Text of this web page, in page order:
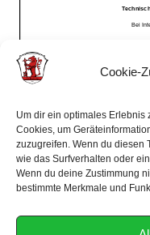
Cookie-
Um dir ein optimales Erlebnis
Cookies, um
zuzugreifen. Wenn du diesen
wie das Surfverhalten oder
Wenn du deine Zustimmung
bestimmte Merkmale und